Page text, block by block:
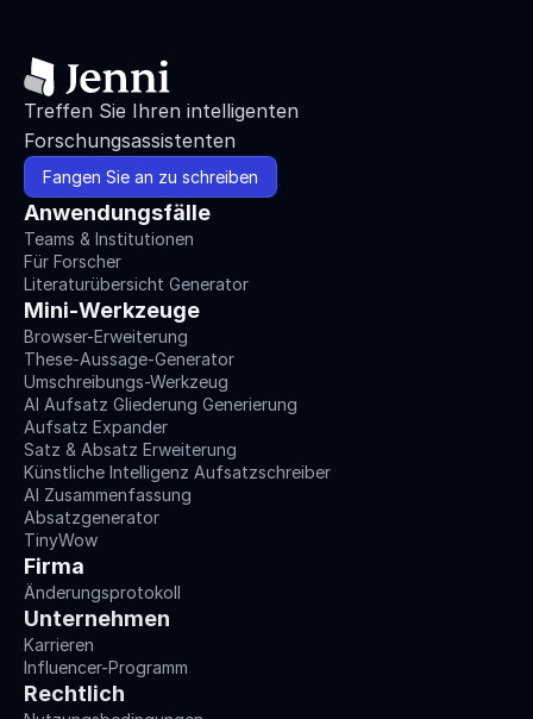
Treffen Sie Ihren intelligenten
Forschungsassistenten
Fangen Sie an zu schreiben
Anwendungsfälle
Teams & Institutionen
Für Forscher
Literaturübersicht Generator
Mini-Werkzeuge
Browser-Erweiterung
These-Aussage-Generator
Umschreibungs-Werkzeug
AI Aufsatz Gliederung Generierung
Aufsatz Expander
Satz & Absatz Erweiterung
Künstliche Intelligenz Aufsatzschreiber
AI Zusammenfassung
Absatzgenerator
TinyWow
Firma
Änderungsprotokoll
Unternehmen
Karrieren
Influencer-Programm
Rechtlich